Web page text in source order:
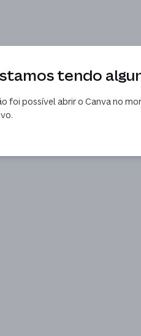
tendo
foi possível abrir o Canva no